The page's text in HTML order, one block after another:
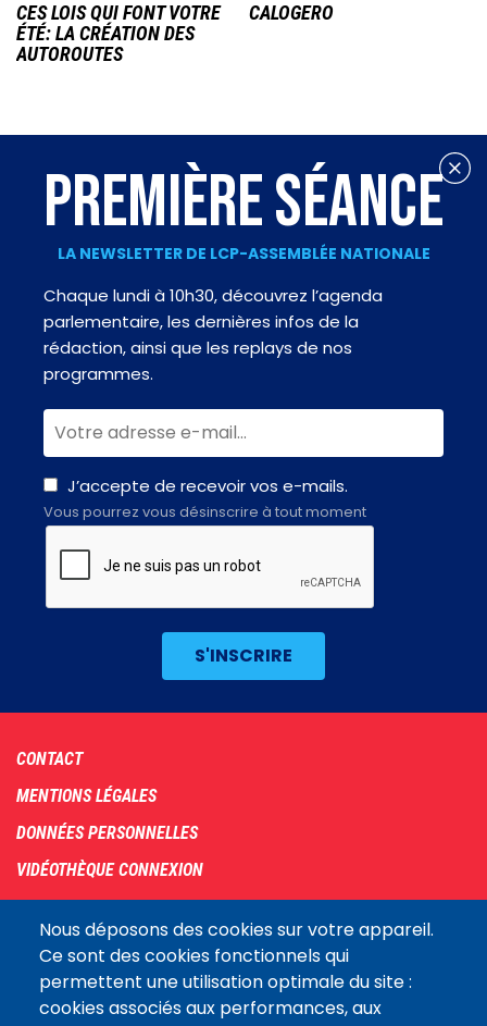
CES LOIS QUI FONT VOTRE
ÉTÉ: LA CRÉATION DES
AUTOROUTES
CALOGERO
Nous déposons des cookies sur votre appareil.
Ce sont des cookies fonctionnels qui
permettent une utilisation optimale du site :
cookies associés aux performances, aux
PREMIÈRE SÉANCE
LA NEWSLETTER DE LCP-ASSEMBLÉE NATIONALE
Chaque lundi à 10h30, découvrez l’agenda
parlementaire, les dernières infos de la
rédaction, ainsi que les replays de nos
programmes.
J’accepte de recevoir vos e-mails.
Vous pourrez vous désinscrire à tout moment
Footer
menu
CONTACT
MENTIONS LÉGALES
DONNÉES PERSONNELLES
VIDÉOTHÈQUE CONNEXION
COOKIES
Assemblée